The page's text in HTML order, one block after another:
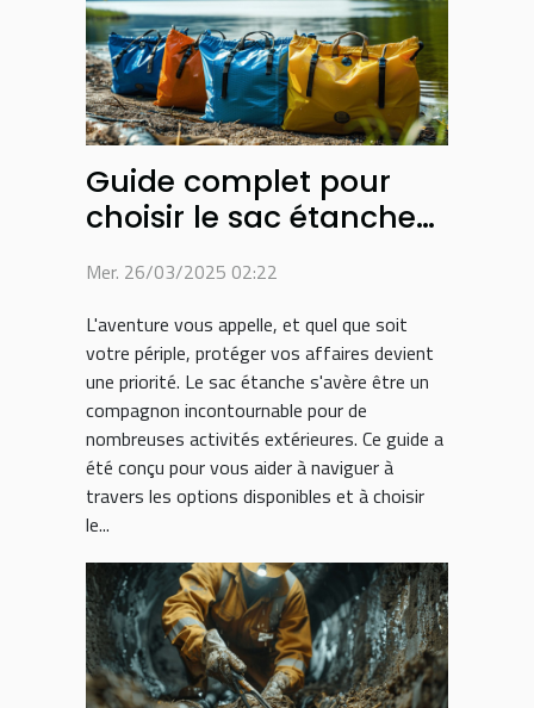
Guide complet pour
choisir le sac étanche
activité
Mer. 26/03/2025 02:22
L'aventure vous appelle, et quel que soit
votre périple, protéger vos affaires devient
une priorité. Le sac étanche s'avère être un
compagnon incontournable pour de
nombreuses activités extérieures. Ce guide a
été conçu pour vous aider à naviguer à
travers les options disponibles et à choisir
le...